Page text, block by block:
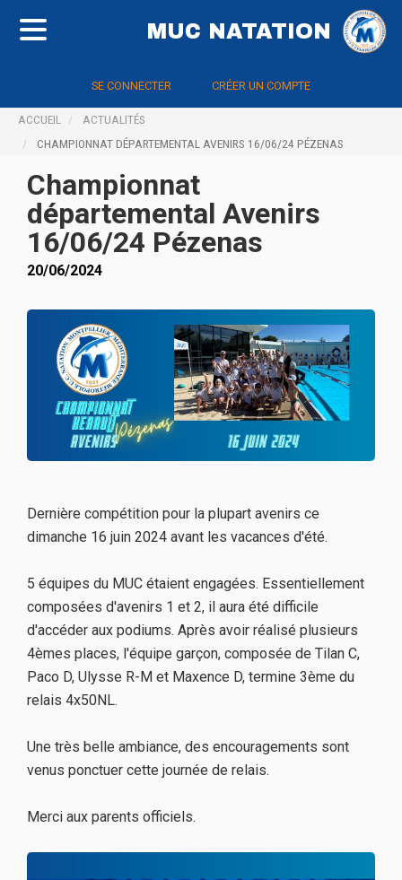
MUC NATATION
SE CONNECTER CRÉER UN COMPTE
ACCUEIL
ACTUALITÉS
CHAMPIONNAT DÉPARTEMENTAL AVENIRS 16/06/24 PÉZENAS
Championnat
départemental Avenirs
16/06/24 Pézenas
20/06/2024
Dernière compétition pour la plupart avenirs ce
dimanche 16 juin 2024 avant les vacances d'été.
5 équipes du MUC étaient engagées. Essentiellement
composées d'avenirs 1 et 2, il aura été difficile
d'accéder aux podiums. Après avoir réalisé plusieurs
4èmes places, l'équipe garçon, composée de Tilan C,
Paco D, Ulysse R-M et Maxence D, termine 3ème du
relais 4x50NL.
Une très belle ambiance, des encouragements sont
venus ponctuer cette journée de relais.
Merci aux parents officiels.